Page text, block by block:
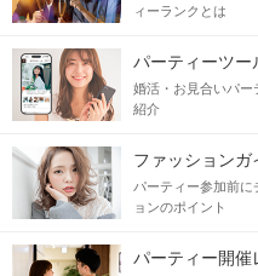
ィーランクとは
パーティーツー
婚活・お見合いパー
紹介
ファッションガ
パーティー参加前
ョンのポイント
パーティー開催